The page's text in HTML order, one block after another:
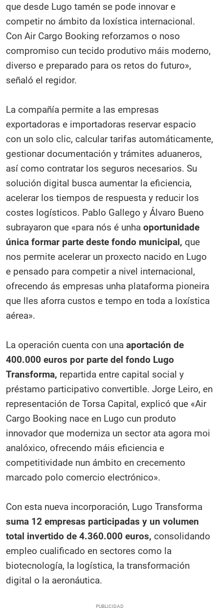
que desde Lugo tamén se pode innovar e
competir no ámbito da loxística internacional.
Con Air Cargo Booking reforzamos o noso
compromiso cun tecido produtivo máis moderno,
diverso e preparado para os retos do futuro»,
señaló el regidor.
La compañía permite a las empresas
exportadoras e importadoras reservar espacio
con un solo clic, calcular tarifas automáticamente,
gestionar documentación y trámites aduaneros,
así como contratar los seguros necesarios. Su
solución digital busca aumentar la eficiencia,
acelerar los tiempos de respuesta y reducir los
costes logísticos. Pablo Gallego y Álvaro Bueno
subrayaron que «para nós é unha oportunidade
única formar parte deste fondo municipal, que
nos permite acelerar un proxecto nacido en Lugo
e pensado para competir a nivel internacional,
ofrecendo ás empresas unha plataforma pioneira
que lles aforra custos e tempo en toda a loxística
aérea».
La operación cuenta con una aportación de
400.000 euros por parte del fondo Lugo
Transforma, repartida entre capital social y
préstamo participativo convertible. Jorge Leiro, en
representación de Torsa Capital, explicó que «Air
Cargo Booking nace en Lugo cun produto
innovador que moderniza un sector ata agora moi
analóxico, ofrecendo máis eficiencia e
competitividade nun ámbito en crecemento
marcado polo comercio electrónico».
Con esta nueva incorporación, Lugo Transforma
suma 12 empresas participadas y un volumen
total invertido de 4.360.000 euros, consolidando
empleo cualificado en sectores como la
biotecnología, la logística, la transformación
digital o la aeronáutica.